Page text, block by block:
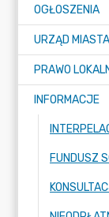
OGŁOSZENIA
URZĄD
PRAWO
INFORMACJE
FUNDUSZ